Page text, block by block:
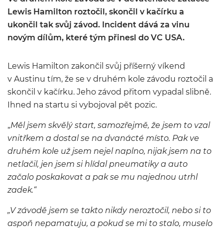
Lewis Hamilton roztočil, skončil v kačírku a
ukončil tak svůj závod. Incident dává za vinu
novým dílům, které tým přinesl do VC USA.
Lewis Hamilton zakončil svůj příšerný víkend
v Austinu tím, že se v druhém kole závodu roztočil a
skončil v kačírku. Jeho závod přitom vypadal slibně.
Ihned na startu si vybojoval pět pozic.
„Měl jsem skvělý start, samozřejmě, že jsem to vzal
vnitřkem a dostal se na dvanácté místo. Pak ve
druhém kole už jsem nejel naplno, nijak jsem na to
netlačil, jen jsem si hlídal pneumatiky a auto
začalo poskakovat a pak se mu najednou utrhl
zadek.“
„V závodě jsem se takto nikdy neroztočil, nebo si to
aspoň nepamatuju, a pokud se mi to stalo, muselo